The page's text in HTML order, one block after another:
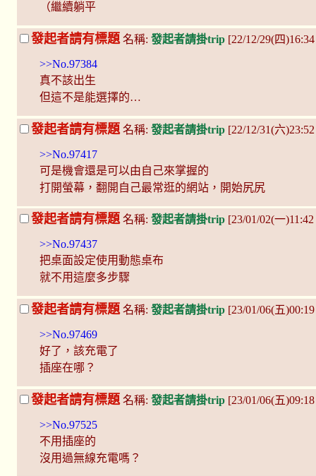
（繼續躺平
發起者請有標題 名稱: 發起者請掛trip [22/12/29(四
>>No.97384
真不該出生
但這不是能選擇的…
發起者請有標題 名稱: 發起者請掛trip [22/12/31(六
>>No.97417
可是機會還是可以由自己來掌握的
打開螢幕，翻開自己最常逛的網站，開始尻尻
發起者請有標題 名稱: 發起者請掛trip [23/01/02(一
>>No.97437
把桌面設定使用動態桌布
就不用這麼多步驟
發起者請有標題 名稱: 發起者請掛trip [23/01/06(五
>>No.97469
好了，該充電了
插座在哪？
發起者請有標題 名稱: 發起者請掛trip [23/01/06(五
>>No.97525
不用插座的
沒用過無線充電嗎？